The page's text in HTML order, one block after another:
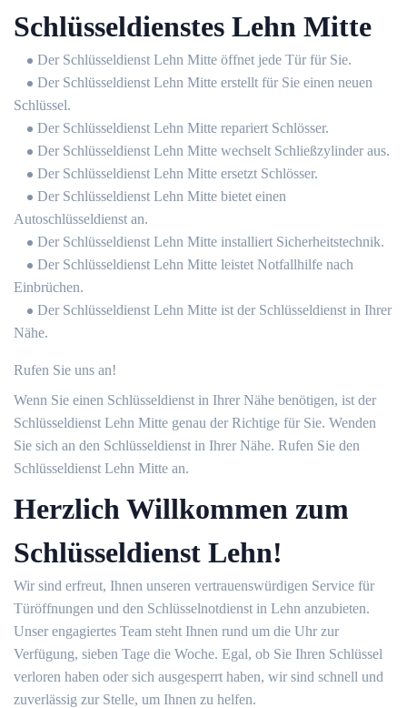
Schlüsseldienstes Lehn Mitte
Der Schlüsseldienst Lehn Mitte öffnet jede Tür für Sie.
Der Schlüsseldienst Lehn Mitte erstellt für Sie einen neuen
Schlüssel.
Der Schlüsseldienst Lehn Mitte repariert Schlösser.
Der Schlüsseldienst Lehn Mitte wechselt Schließzylinder aus.
Der Schlüsseldienst Lehn Mitte ersetzt Schlösser.
Der Schlüsseldienst Lehn Mitte bietet einen
Autoschlüsseldienst an.
Der Schlüsseldienst Lehn Mitte installiert Sicherheitstechnik.
Der Schlüsseldienst Lehn Mitte leistet Notfallhilfe nach
Einbrüchen.
Der Schlüsseldienst Lehn Mitte ist der Schlüsseldienst in Ihrer
Nähe.
Rufen Sie uns an!
Wenn Sie einen Schlüsseldienst in Ihrer Nähe benötigen, ist der
Schlüsseldienst Lehn Mitte genau der Richtige für Sie. Wenden
Sie sich an den Schlüsseldienst in Ihrer Nähe. Rufen Sie den
Schlüsseldienst Lehn Mitte an.
Herzlich Willkommen zum
Schlüsseldienst Lehn!
Wir sind erfreut, Ihnen unseren vertrauenswürdigen Service für
Türöffnungen und den Schlüsselnotdienst in Lehn anzubieten.
Unser engagiertes Team steht Ihnen rund um die Uhr zur
Verfügung, sieben Tage die Woche. Egal, ob Sie Ihren Schlüssel
verloren haben oder sich ausgesperrt haben, wir sind schnell und
zuverlässig zur Stelle, um Ihnen zu helfen.